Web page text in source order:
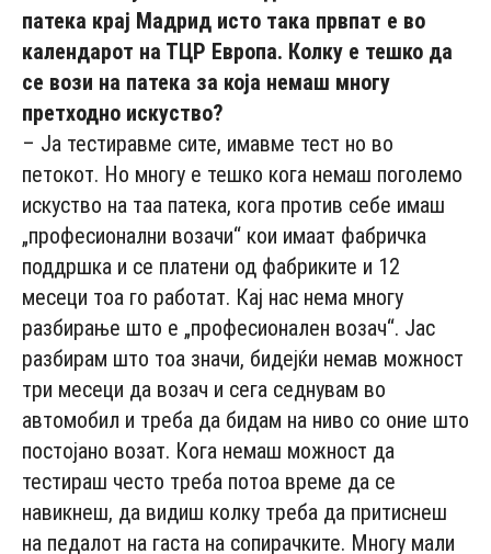
патека крај Мадрид исто така првпат е во
календарот на ТЦР Европа. Колку е тешко да
се вози на патека за која немаш многу
претходно искуство?
– Ја тестиравме сите, имавме тест но во
петокот. Но многу е тешко кога немаш поголемо
искуство на таа патека, кога против себе имаш
„професионални возачи“ кои имаат фабричка
поддршка и се платени од фабриките и 12
месеци тоа го работат. Кај нас нема многу
разбирање што е „професионален возач“. Јас
разбирам што тоа значи, бидејќи немав можност
три месеци да возач и сега седнувам во
автомобил и треба да бидам на ниво со оние што
постојано возат. Кога немаш можност да
тестираш често треба потоа време да се
навикнеш, да видиш колку треба да притиснеш
на педалот на гаста на сопирачките. Многу мали